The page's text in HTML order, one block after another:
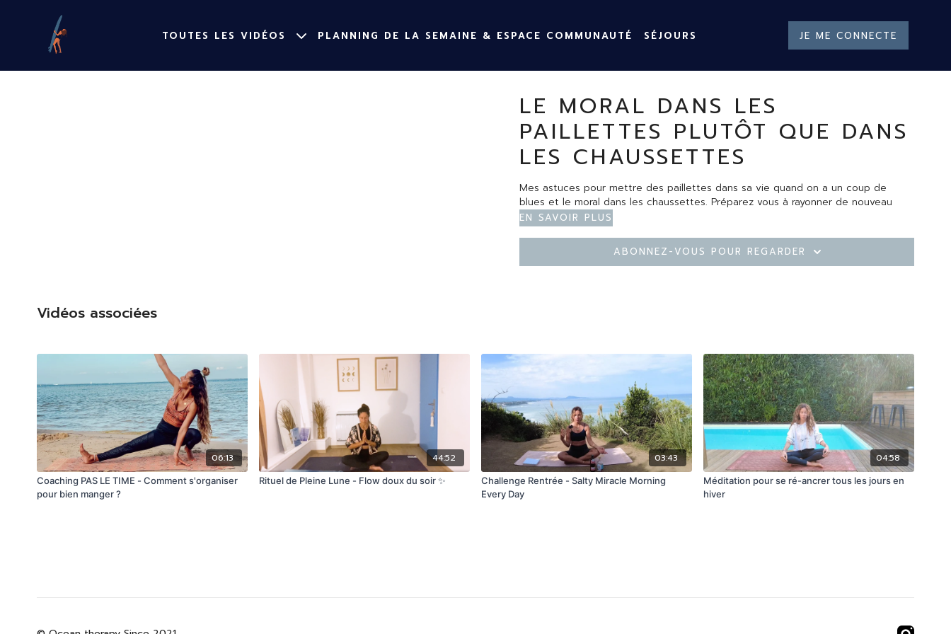
TOUTES LES VIDÉOS PLANNING DE LA SEMAINE & ESPACE COMMUNAUTÉ SÉJOURS JE ME CONNECTE
LE MORAL DANS LES
PAILLETTES PLUTÔT QUE DANS
LES CHAUSSETTES
Mes astuces pour mettre des paillettes dans sa vie quand on a un coup de
blues et le moral dans les chaussettes. Préparez vous à rayonner de nouveau
En savoir plus
Abonnez-vous pour regarder
Vidéos associées
06:13
Coaching PAS LE TIME - Comment s'organiser
pour bien manger ?
44:52
Rituel de Pleine Lune - Flow doux du soir ✨
03:43
Challenge Rentrée - Salty Miracle Morning
Every Day
04:58
Méditation pour se ré-ancrer tous les jours en
hiver